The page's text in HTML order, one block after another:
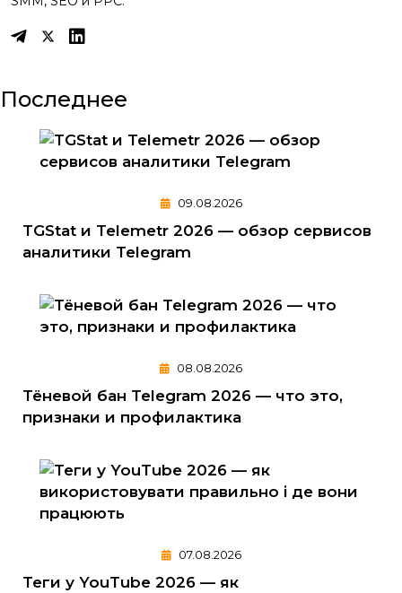
Последнее
09.08.2026
TGStat и Telemetr 2026 — обзор сервисов
аналитики Telegram
08.08.2026
Тёневой бан Telegram 2026 — что это,
признаки и профилактика
07.08.2026
Теги у YouTube 2026 — як